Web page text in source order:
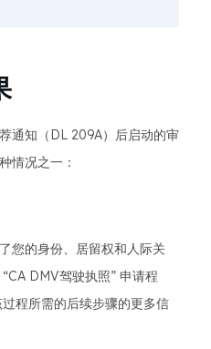
通知（DL 209A）后启动的审
情况之一：
您的身份、居留权和人际关
DMV驾驶执照” 申请程
程所需的后续步骤的更多信